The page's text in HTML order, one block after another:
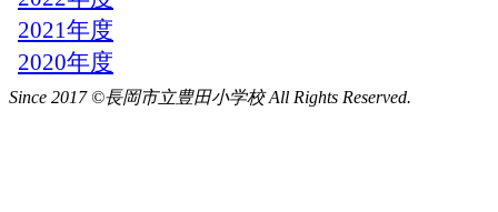
Since 2017 ©長岡市立豊田小学校 All Rights Reserved.